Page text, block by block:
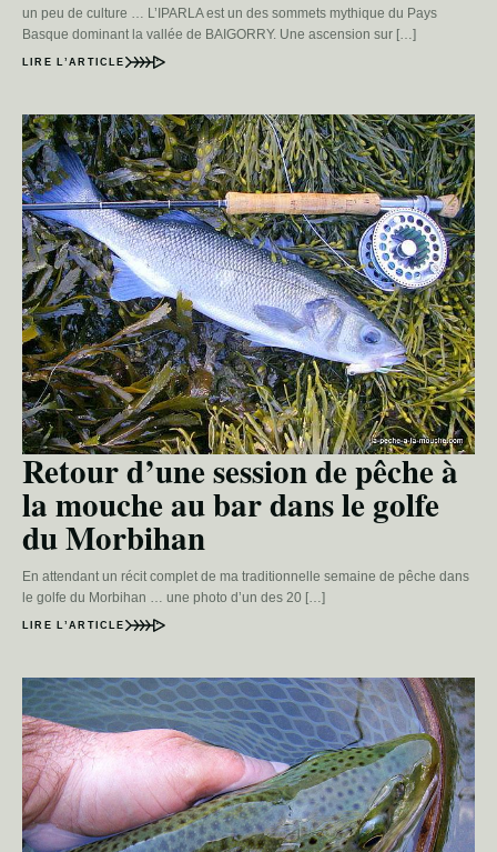
un peu de culture … L’IPARLA est un des sommets mythique du Pays
Basque dominant la vallée de BAIGORRY. Une ascension sur […]
LIRE L’ARTICLE
Retour d’une session de pêche à
la mouche au bar dans le golfe
du Morbihan
En attendant un récit complet de ma traditionnelle semaine de pêche dans
le golfe du Morbihan … une photo d’un des 20 […]
LIRE L’ARTICLE